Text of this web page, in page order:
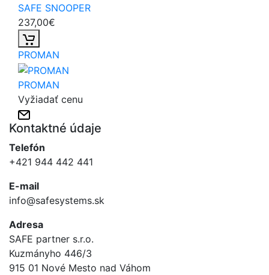
SAFE SNOOPER
237,00€
PROMAN
PROMAN
Vyžiadať cenu
Kontaktné údaje
Telefón
+421 944 442 441
E-mail
info@safesystems.sk
Adresa
SAFE partner s.r.o.
Kuzmányho 446/3
915 01 Nové Mesto nad Váhom